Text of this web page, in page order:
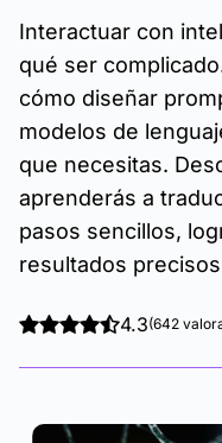
Interactuar con
qué ser
cómo diseñar
modelos de
que necesitas.
aprenderás a
pasos sencillos,
resultados
4.3(642